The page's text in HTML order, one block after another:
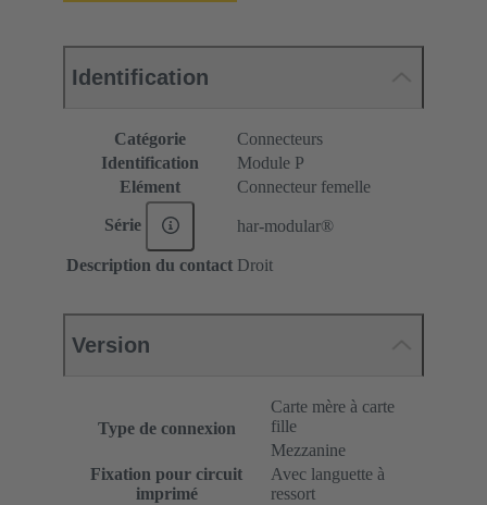
Identification
Catégorie
Connecteurs
Identification
Module P
Elément
Connecteur femelle
Série har-modular®
Description du contact Droit
Version
Type de connexion
Carte mère à carte
fille
Mezzanine
Fixation pour circuit
imprimé
Avec languette à
ressort